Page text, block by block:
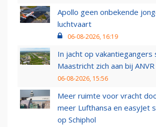
Apollo geen onbekende
luchtvaart
06-08-2026, 16:19
In jacht op vakantiegangers
Maastricht zich aan bij ANVR
06-08-2026, 15:56
Meer ruimte voor vracht
meer Lufthansa en easyJet
op Schiphol